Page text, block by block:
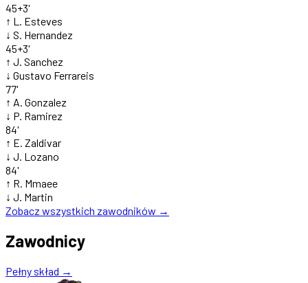
45+3'
↑ L. Esteves
↓ S. Hernandez
45+3'
↑ J. Sanchez
↓ Gustavo Ferrareis
77'
↑ A. Gonzalez
↓ P. Ramirez
84'
↑ E. Zaldivar
↓ J. Lozano
84'
↑ R. Mmaee
↓ J. Martin
Zobacz wszystkich zawodników →
Zawodnicy
Pełny skład →